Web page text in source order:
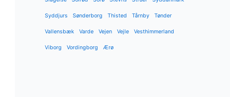
Syddjurs Sønderborg Thisted Tårnby Tønder
Vallensbæk Varde Vejen Vejle Vesthimmerland
Viborg Vordingborg Ærø